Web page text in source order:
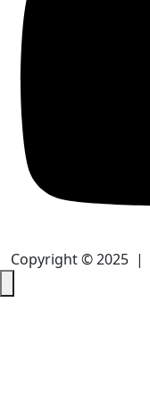
Copyright © 2025 |